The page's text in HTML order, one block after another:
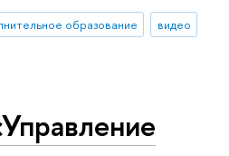
образование
видео